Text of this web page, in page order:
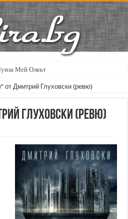
Мей Олкът
от Дмитрий Глуховски (ревю)
Глуховски (ревю)